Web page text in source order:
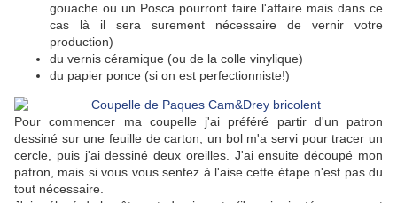
gouache ou un Posca pourront faire l'affaire mais dans ce
cas là il sera surement nécessaire de vernir votre
production)
du vernis céramique (ou de la colle vinylique)
du papier ponce (si on est perfectionniste!)
Pour commencer ma coupelle j'ai préféré partir d'un patron
dessiné sur une feuille de carton, un bol m'a servi pour tracer un
cercle, puis j'ai dessiné deux oreilles. J'ai ensuite découpé mon
patron, mais si vous vous sentez à l'aise cette étape n'est pas du
tout nécessaire.